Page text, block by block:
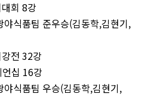
회 8강
식품팀 준우승(김동학,김현기,
전 32강
십 16강
식품팀 우승(김동학,김현기,